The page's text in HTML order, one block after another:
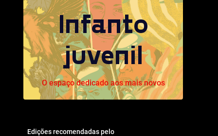
Infanto
juvenil
O espaço dedicado aos mais novos
Edições recomendadas pelo